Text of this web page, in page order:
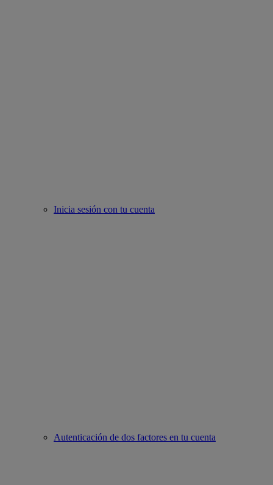
Inicia sesión con tu cuenta
Autenticación de dos factores en tu cuenta